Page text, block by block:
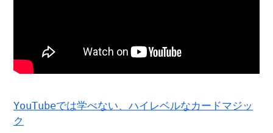
YouTubeでは学べない、ハイレベルなカードマジッ
ク